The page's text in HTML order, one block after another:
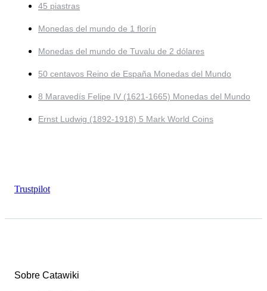
45 piastras
Monedas del mundo de 1 florín
Monedas del mundo de Tuvalu de 2 dólares
50 centavos Reino de España Monedas del Mundo
8 Maravedís Felipe IV (1621-1665) Monedas del Mundo
Ernst Ludwig (1892-1918) 5 Mark World Coins
Trustpilot
Sobre Catawiki